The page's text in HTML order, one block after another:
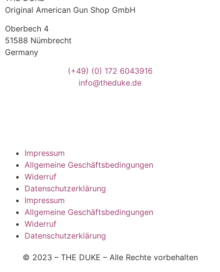
Original American Gun Shop GmbH
Oberbech 4
51588 Nümbrecht
Germany
(+49) (0) 172 6043916
info@theduke.de
Impressum
Allgemeine Geschäftsbedingungen
Widerruf
Datenschutzerklärung
Impressum
Allgemeine Geschäftsbedingungen
Widerruf
Datenschutzerklärung
© 2023 – THE DUKE – Alle Rechte vorbehalten